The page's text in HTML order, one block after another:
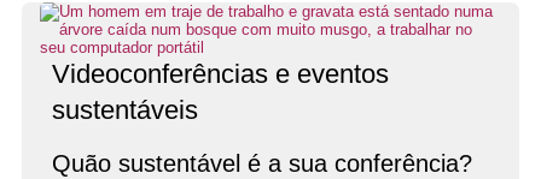
Videoconferências e eventos
sustentáveis
Quão sustentável é a sua conferência?